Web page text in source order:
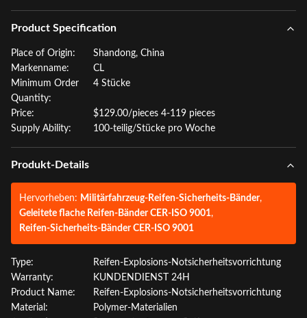
Product Specification
Place of Origin:
Shandong, China
Markenname:
CL
Minimum Order
Quantity:
4 Stücke
Price:
$129.00/pieces 4-119 pieces
Supply Ability:
100-teilig/Stücke pro Woche
Produkt-Details
Hervorheben: Militärfahrzeug-Reifen-Sicherheits-Bänder,
Geleitete flache Reifen-Bänder CER-ISO 9001,
Reifen-Sicherheits-Bänder CER-ISO 9001
Type:
Reifen-Explosions-Notsicherheitsvorrichtung
Warranty:
KUNDENDIENST 24H
Product Name:
Reifen-Explosions-Notsicherheitsvorrichtung
Material:
Polymer-Materialien